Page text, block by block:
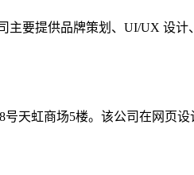
主要提供品牌策划、UI/UX 设
天虹商场5楼。该公司在网页